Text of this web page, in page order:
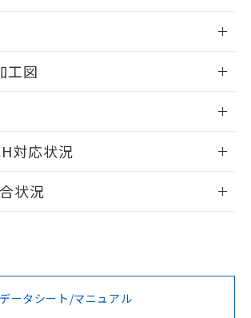
工図
できます。
ログイン/会員登録
をご利用いただく前に、以下を必ずお読
条件
対応状況
事項・凡例
状況
ータシート/マニュアル
サービスに関するお客様との取
同利用に関して"
の範囲」に記載されている法人を
指令（10物質）の非含有証明書
含有証明書（当社基準）
は発行日時点で非含有を証明す
では、対応完了までの期間は出
対応品が混在することから備考
を記載しておりました。
にて対応品への在庫切替を完了